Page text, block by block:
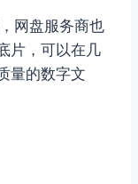
网盘服务商也
片，可以在几
量的数字文